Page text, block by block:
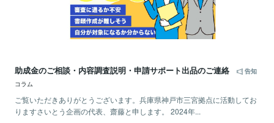
助成金のご相談・内容調査説明・申請サポート出品のご連絡
告知
コラム
ご覧いただきありがとうございます。兵庫県神戸市三宮拠点に活動してお
りますさいとう企画の代表、齋藤と申します。 2024年...